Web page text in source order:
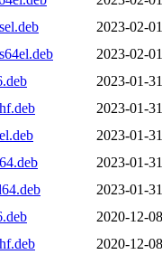
2023-02-
2023-02-
2023-01-
2023-01-
2023-01-
2023-01-
2023-01-
2020-12-
2020-12-